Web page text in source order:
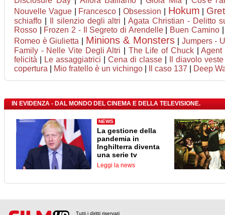
Nouvelle Vague| Francesco |Obsession Hokum
schiaffo Il silenzio degli altri |Agata Christian - Delitto
Rosso
Frozen 2 - Il Segreto di Arendelle| Buen Camino
Romeo è Giulietta
Minions & Monsters
Jumpers -
Family - Nelle Vite Degli Altri
The Life of Chuck|Agent
felicità
Le assaggiatrici Cena di classe
Il diavolo
copertura
Mio fratello è un vichingo Il caso 137 Deep
IN EVIDENZA - DAL MONDO DEL CINEMA E DELLA TELEVISIONE.
NEWS
La gestione della
pandemia in
Inghilterra diventa
una serie tv
Leggi la news
Tutti i diritti riservati